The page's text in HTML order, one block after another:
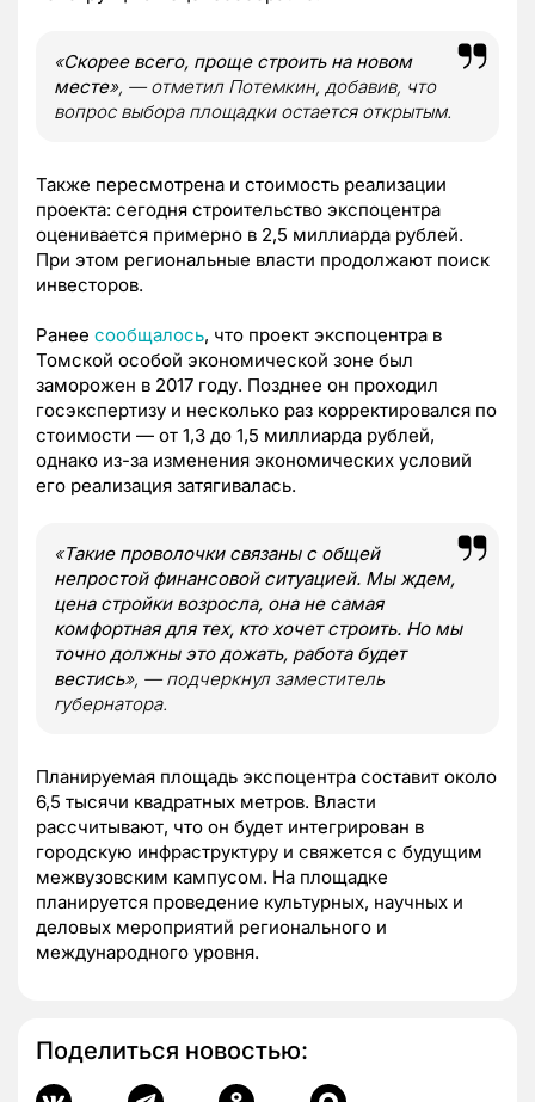
«Скорее всего, проще строить на новом
месте», — отметил Потемкин, добавив, что
вопрос выбора площадки остается открытым.
Также пересмотрена и стоимость реализации
проекта: сегодня строительство экспоцентра
оценивается примерно в 2,5 миллиарда рублей.
При этом региональные власти продолжают поиск
инвесторов.
Ранее сообщалось, что проект экспоцентра в
Томской особой экономической зоне был
заморожен в 2017 году. Позднее он проходил
госэкспертизу и несколько раз корректировался по
стоимости — от 1,3 до 1,5 миллиарда рублей,
однако из-за изменения экономических условий
его реализация затягивалась.
«Такие проволочки связаны с общей
непростой финансовой ситуацией. Мы ждем,
цена стройки возросла, она не самая
комфортная для тех, кто хочет строить. Но мы
точно должны это дожать, работа будет
вестись», — подчеркнул заместитель
губернатора.
Планируемая площадь экспоцентра составит около
6,5 тысячи квадратных метров. Власти
рассчитывают, что он будет интегрирован в
городскую инфраструктуру и свяжется с будущим
межвузовским кампусом. На площадке
планируется проведение культурных, научных и
деловых мероприятий регионального и
международного уровня.
Поделиться новостью: